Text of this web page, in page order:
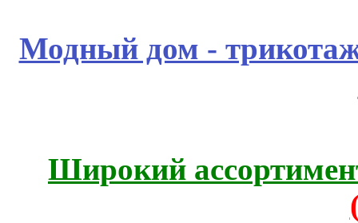
Модный дом -
Широкий